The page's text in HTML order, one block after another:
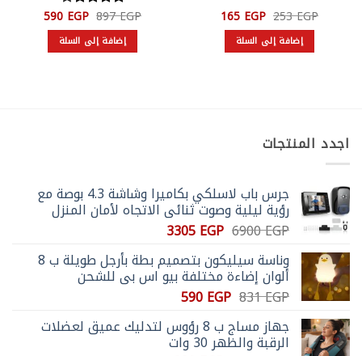
253EGP السعر
الأصلي
هو:
253 EGP.
165EGP السعر
الحالي
هو: إضافة إلى السلة
تم التقييم
4.14من
5
897EGP السعر
الأصلي
هو:
897 EGP.
590EGP السعر
الحالي
هو: إضافة إلى السلة
اجدد المنتجات
جرس باب لاسلكي بكاميرا وشاشة 4.3 بوصة مع
رؤية ليلية وصوت ثنائي الاتجاه لأمان المنزل
6900EGP السعر
هو:
6900 EGP.
3305EGP السعر
هو:
3305 EGP.
وناسة سيليكون بتصميم بطة بأرجل طويلة ب 8
ألوان إضاءة مختلفة بيو اس بي للشحن
831EGP السعر
هو:
831 EGP.
590EGP السعر
هو:
590 EGP.
جهاز مساج ب 8 رؤوس لتدليك عميق لعضلات
الرقبة والظهر 30 وات